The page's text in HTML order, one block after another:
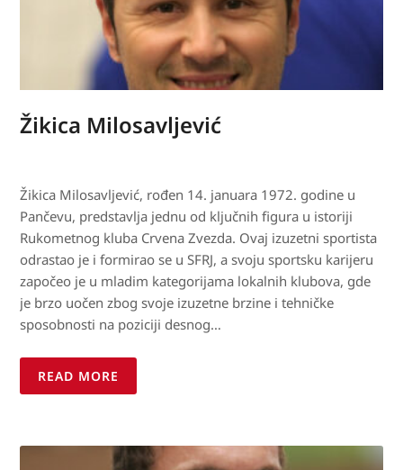
Žikica Milosavljević
Žikica Milosavljević, rođen 14. januara 1972. godine u
Pančevu, predstavlja jednu od ključnih figura u istoriji
Rukometnog kluba Crvena Zvezda. Ovaj izuzetni sportista
odrastao je i formirao se u SFRJ, a svoju sportsku karijeru
započeo je u mladim kategorijama lokalnih klubova, gde
je brzo uočen zbog svoje izuzetne brzine i tehničke
sposobnosti na poziciji desnog…
READ MORE